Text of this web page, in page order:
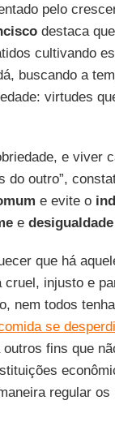
pelo
destaca
cultivando
buscando a
virtudes
e viver
outro”,
e evite o
e
que há
cruel, injusto e
nem todos
se
fins que
regular os